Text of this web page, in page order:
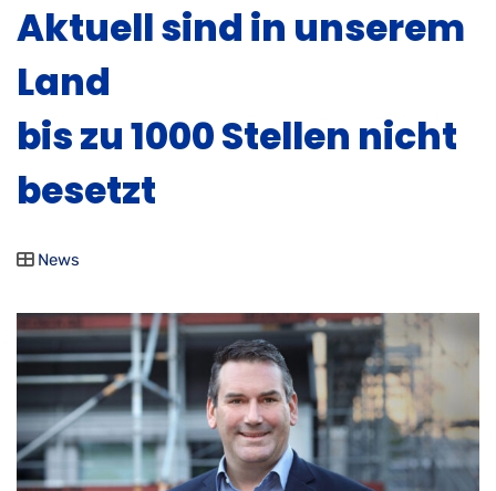
Aktuell sind in unserem
Land
bis zu 1000 Stellen nicht
besetzt
News